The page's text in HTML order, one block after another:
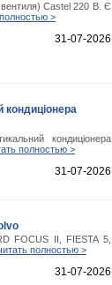
Castel 220 В. Є
>
31-07-2026
кондиціонера
кондиціонера
полностью >
31-07-2026
FOCUS II, FIESTA 5,
полностью >
31-07-2026